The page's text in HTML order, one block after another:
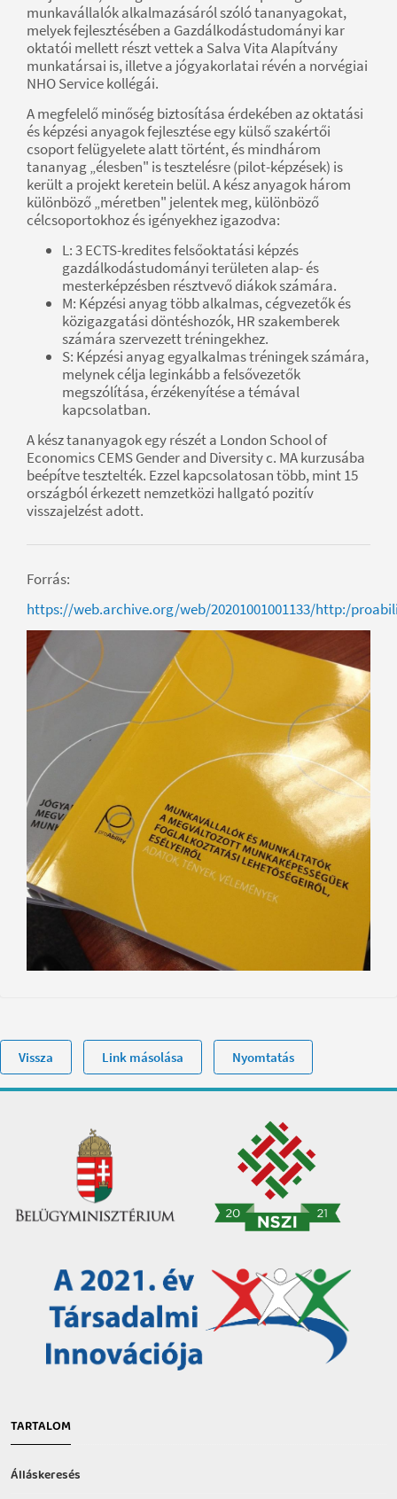
munkavállalók alkalmazásáról szóló tananyagokat,
melyek fejlesztésében a Gazdálkodástudományi kar
oktatói mellett részt vettek a Salva Vita Alapítvány
munkatársai is, illetve a jógyakorlatai révén a norvégiai
NHO Service kollégái.
A megfelelő minőség biztosítása érdekében az oktatási
és képzési anyagok fejlesztése egy külső szakértői
csoport felügyelete alatt történt, és mindhárom
tananyag „élesben" is tesztelésre (pilot-képzések) is
került a projekt keretein belül. A kész anyagok három
különböző „méretben" jelentek meg, különböző
célcsoportokhoz és igényekhez igazodva:
L: 3 ECTS-kredites felsőoktatási képzés
gazdálkodástudományi területen alap- és
mesterképzésben résztvevő diákok számára.
M: Képzési anyag több alkalmas, cégvezetők és
közigazgatási döntéshozók, HR szakemberek
számára szervezett tréningekhez.
S: Képzési anyag egyalkalmas tréningek számára,
melynek célja leginkább a felsővezetők
megszólítása, érzékenyítése a témával
kapcsolatban.
A kész tananyagok egy részét a London School of
Economics CEMS Gender and Diversity c. MA kurzusába
beépítve tesztelték. Ezzel kapcsolatosan több, mint 15
országból érkezett nemzetközi hallgató pozitív
visszajelzést adott.
Forrás:
https://web.archive.org/web/20201001001133/http:/
Vissza Link másolása Nyomtatás
TARTALOM
Álláskeresés